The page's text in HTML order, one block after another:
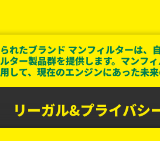
れたブランド マンフィルターは
ター製品群を提供します。マンフ
して、現在のエンジンにあった未
リーガル&プライバシ